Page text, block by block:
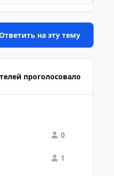
на эту тему
проголосовало
0
1